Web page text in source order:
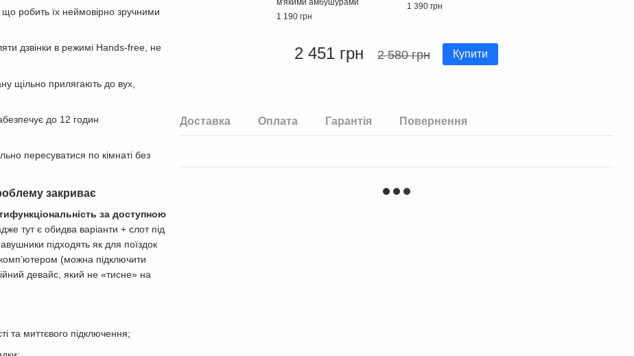
робить їх неймовірно зручними
дзвінки в режимі Hands-free, не
щільно прилягають до вух,
до 12 годин
пересуватися по кімнаті без
закриває
за доступною
тут є обидва варіанти + слот під
підходять як для поїздок
(можна підключити
девайс, який не «тисне» на
та миттєвого підключення;
м'якими амбушурами
1 190 грн
1 390 грн
2 451 грн 2 580 грн Купити
Доставка Оплата Гарантія Повернення